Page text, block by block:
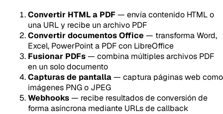
Convertir HTML a PDF — envía contenido HTML o
una URL y recibe un archivo PDF
Convertir documentos Office — transforma Word,
Excel, PowerPoint a PDF con LibreOffice
Fusionar PDFs— combina múltiples archivos PDF
en un solo documento
Capturas de pantalla— captura páginas web como
imágenes PNG o JPEG
Webhooks— recibe resultados de conversión de
forma asíncrona mediante URLs de callback